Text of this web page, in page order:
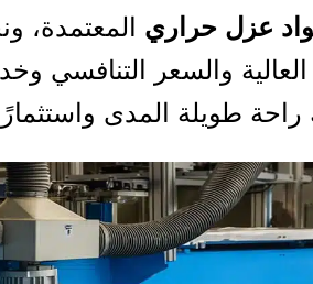
عزل حراري المعتمدة،
والسعر التنافسي
راحة طويلة المدى